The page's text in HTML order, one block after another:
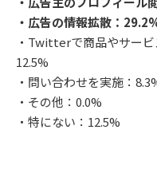
・広告の情報拡散：
・Twitterで商品やサービ
12.5%
・問い合わせを実施：
・その他：0.0%
・特にない：12.5%